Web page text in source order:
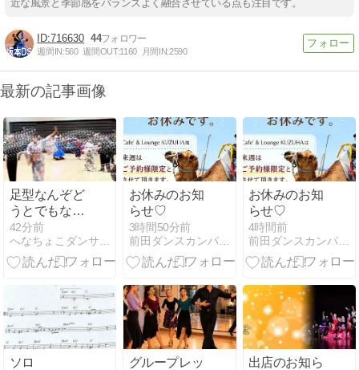
近な風景と季節感をバランスよく融合させている点も注目です。
716630 44
週間IN:560 週間OUT:1160 月間IN:2590
最新の記事画像
足型なんぞど
うとでもな
る：連盟主催
パーティー @
ノビノスホー
42分前
へなちょこダンサー アッチ向いてホイッ！
お休みのお知
らせ♡
3時間50分前
前田ダンスカンパニーのブログ
お休みのお知
らせ♡
4時間前
前田ダンスカンパニーのブログ
ソロ
グループレッ
出店のお知ら